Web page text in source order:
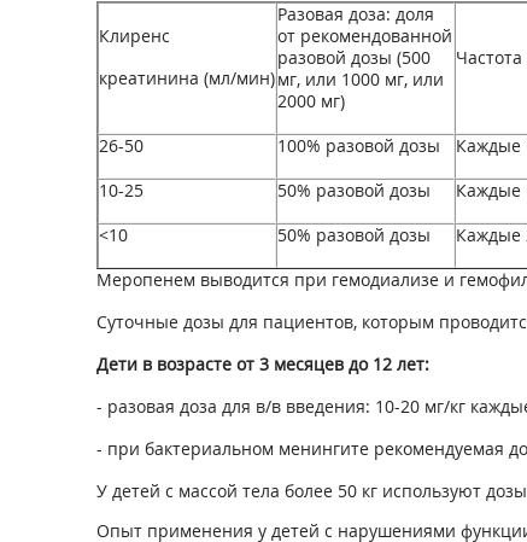
Клиренс
креатинина (мл/мин)
Разовая доза: доля
от рекомендованной
разовой дозы (500
мг, или 1000 мг, или
2000 мг)
26-50 100% разовой дозы
Каждые
10-25
50% разовой дозы
Каждые
<10
50% разовой дозы
Каждые
Меропенем выводится при гемодиализе и
Суточные дозы для пациентов, которым
Дети в возрасте от 3 месяцев до 12 лет:
- разовая доза для в/в введения: 10-20 мг/кг
- при бактериальном менингите рекомендуемая
У детей с массой тела более 50 кг используют
Опыт применения у детей с нарушениями